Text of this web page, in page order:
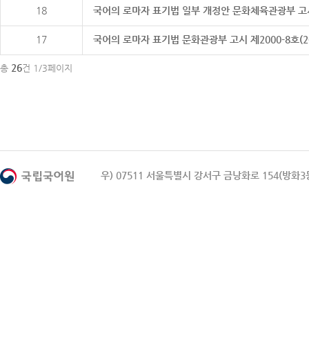
18 국어의 로마자 표기법 일부 개정안 문화체육관광부
17 국어의 로마자 표기법 문화관광부 고시 제2000-8호
총 26건 1/3페이지
우) 07511 서울특별시 강서구 금낭화로 154(방화3